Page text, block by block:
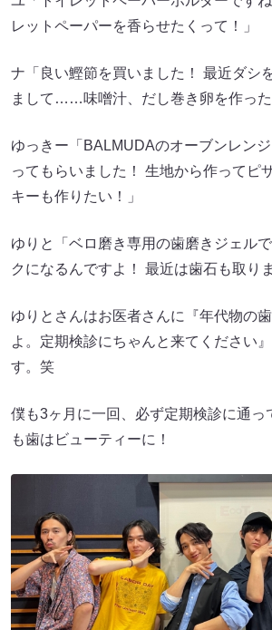
レットペーパーを香らせたくって！」
ナ「良い鰹節を買いました！ 最近ダシ
まして……味噌汁、だし巻き卵を作った
ゆっきー「BALMUDAのオーブンレン
ってもらいました！ 生地から作ってピ
キーも作りたい！」
ゆりと「ベロ磨き専用の歯磨きジェル
クになるんですよ！ 最近は歯石も取り
ゆりとさんはお医者さんに『年代物の
よ。定期検診にちゃんと来てください
す。笑
僕も3ヶ月に一回、必ず定期検診に通
も歯はビューティーに！